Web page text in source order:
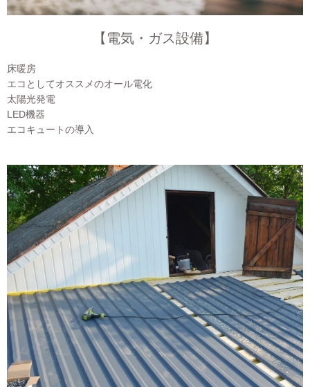
【電気・ガス設備】
床暖房
エコとしてオススメのオール電化
太陽光発電
LED機器
エコキュートの導入